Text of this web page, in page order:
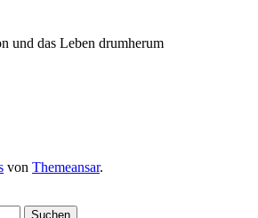
und das Leben drumherum
von Themeansar.